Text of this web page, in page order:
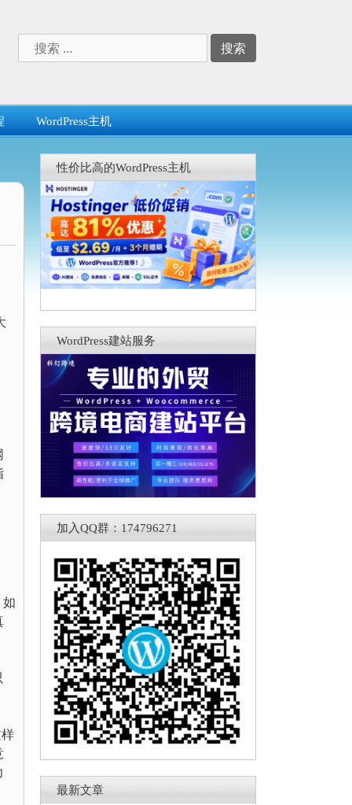
索：
WordPress主机
如
性价比高的WordPress主机
WordPress建站服务
加入QQ群：174796271
最新文章